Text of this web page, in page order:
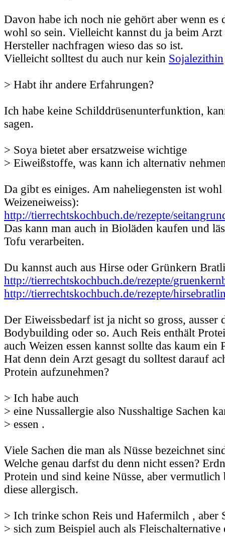
Davon habe ich noch nie gehört aber wenn es
wohl so sein. Vielleicht kannst du ja beim Arzt
Hersteller nachfragen wieso das so ist.
Vielleicht solltest du auch nur kein Sojalezithin
> Habt ihr andere Erfahrungen?
Ich habe keine Schilddrüsenunterfunktion,
sagen.
> Soya bietet aber ersatzweise wichtige
> Eiweißstoffe, was kann ich alternativ
Da gibt es einiges. Am naheliegensten ist wohl
Weizeneiweiss):
http://tierrechtskochbuch.de/rezepte/
Das kann man auch in Bioläden kaufen und
Tofu verarbeiten.
Du kannst auch aus Hirse oder Grünkern
http://tierrechtskochbuch.de/rezepte/
http://tierrechtskochbuch.de/rezepte/
Der Eiweissbedarf ist ja nicht so gross, ausser
Bodybuilding oder so. Auch Reis enthält
auch Weizen essen kannst sollte das kaum ein
Hat denn dein Arzt gesagt du solltest darauf
Protein aufzunehmen?
> Ich habe auch
> eine Nussallergie also Nusshaltige Sachen
> essen .
Viele Sachen die man als Nüsse bezeichnet
Welche genau darfst du denn nicht essen?
Protein und sind keine Nüsse, aber vermutlich
diese allergisch.
> Ich trinke schon Reis und Hafermilch , aber
> sich zum Beispiel auch als Fleischalternative